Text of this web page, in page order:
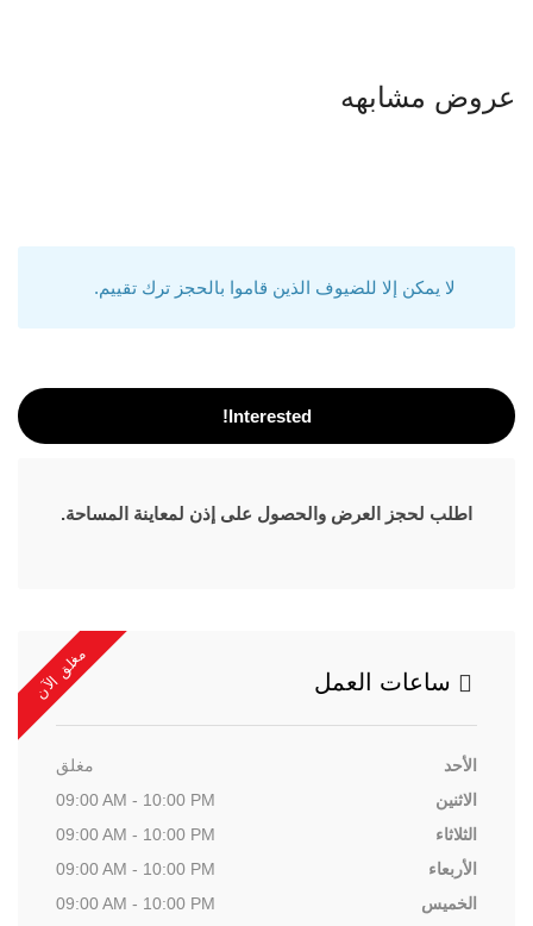
عروض مشابهه
لا يمكن إلا للضيوف الذين قاموا بالحجز ترك تقييم.
Interested!
اطلب لحجز العرض والحصول على إذن لمعاينة المساحة.
مغلق الآن ساعات العمل
الأحد
مغلق
الاثنين
09:00 AM - 10:00 PM
الثلاثاء
09:00 AM - 10:00 PM
الأربعاء
09:00 AM - 10:00 PM
الخميس
09:00 AM - 10:00 PM